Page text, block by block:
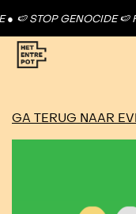
🍉 STOP GENOCIDE 🍉
GA TERUG NAAR